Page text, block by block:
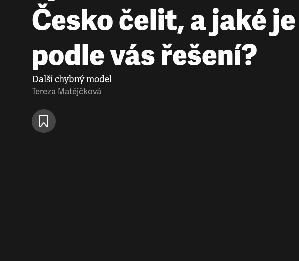
Česko čelit, a jaké je
podle vás řešení?
Další chybný model
Tereza Matějčková